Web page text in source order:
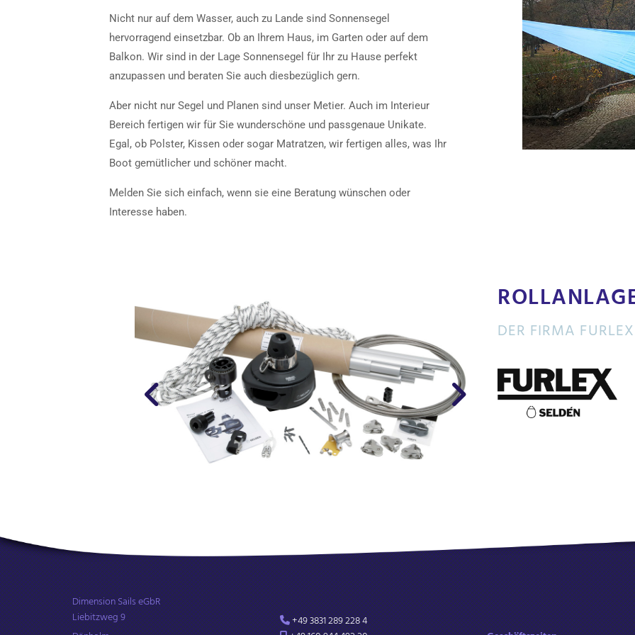
Nicht nur auf dem Wasser, auch zu Lande sind Sonnensegel
hervorragend einsetzbar. Ob an Ihrem Haus, im Garten oder auf dem
Balkon. Wir sind in der Lage Sonnensegel für Ihr zu Hause perfekt
anzupassen und beraten Sie auch diesbezüglich gern.
Aber nicht nur Segel und Planen sind unser Metier. Auch im Interieur
Bereich fertigen wir für Sie wunderschöne und passgenaue Unikate.
Egal, ob Polster, Kissen oder sogar Matratzen, wir fertigen alles, was Ihr
Boot gemütlicher und schöner macht.
Melden Sie sich einfach, wenn sie eine Beratung wünschen oder
Interesse haben.
DER FIRMA
Dimension Sails eGbR
Liebitzweg 9
 +49 3831 289 228 4